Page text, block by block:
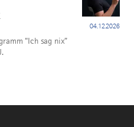
04.12.2026
“Ich sag nix”